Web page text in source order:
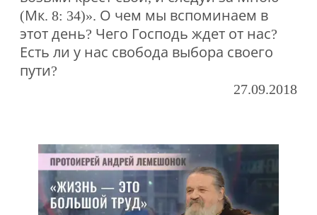
(Мк. 8: 34)». О чем мы вспоминаем в
этот день? Чего Господь ждет от нас?
Есть ли у нас свобода выбора своего
пути?
27.09.2018